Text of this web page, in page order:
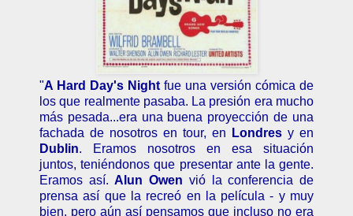
"A Hard Day's Nightfue una versión cómica de
los que realmente pasaba. La presión era mucho
más pesada...era una buena proyección de una
fachada de nosotros en tour, en
Londres y en
Dublin. Eramos nosotros en esa situación
juntos, teniéndonos que presentar ante la gente.
Eramos así.Alun Owen vió la conferencia de
prensa así que la recreó en la película - y muy
bien, pero aún así pensamos que incluso no era